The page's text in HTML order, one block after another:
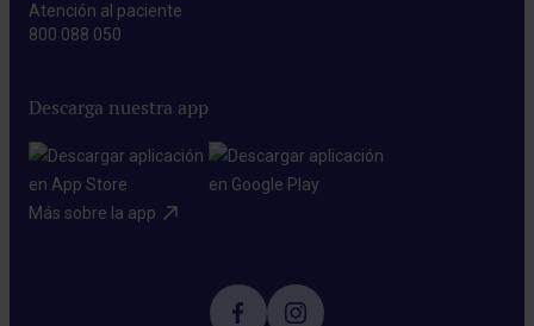
Atención al paciente
800 088 050
Descarga nuestra app
Más sobre la app​